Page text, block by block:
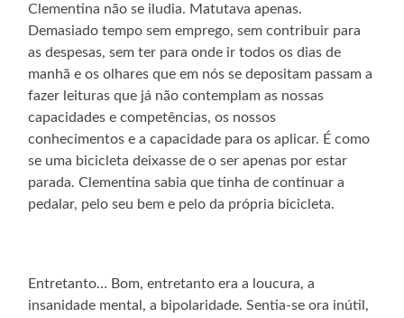
Clementina não se iludia. Matutava apenas.
Demasiado tempo sem emprego, sem contribuir para
as despesas, sem ter para onde ir todos os dias de
manhã e os olhares que em nós se depositam passam a
fazer leituras que já não contemplam as nossas
capacidades e competências, os nossos
conhecimentos e a capacidade para os aplicar. É como
se uma bicicleta deixasse de o ser apenas por estar
parada. Clementina sabia que tinha de continuar a
pedalar, pelo seu bem e pelo da própria bicicleta.
Entretanto… Bom, entretanto era a loucura, a
insanidade mental, a bipolaridade. Sentia-se ora inútil,